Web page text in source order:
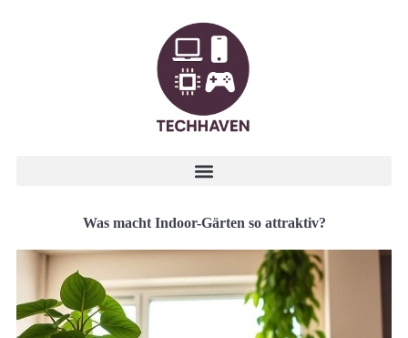
Was macht Indoor-Gärten so attraktiv?